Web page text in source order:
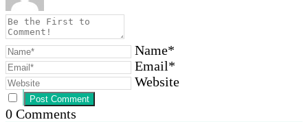
Name*
Email*
Website
0 Comments